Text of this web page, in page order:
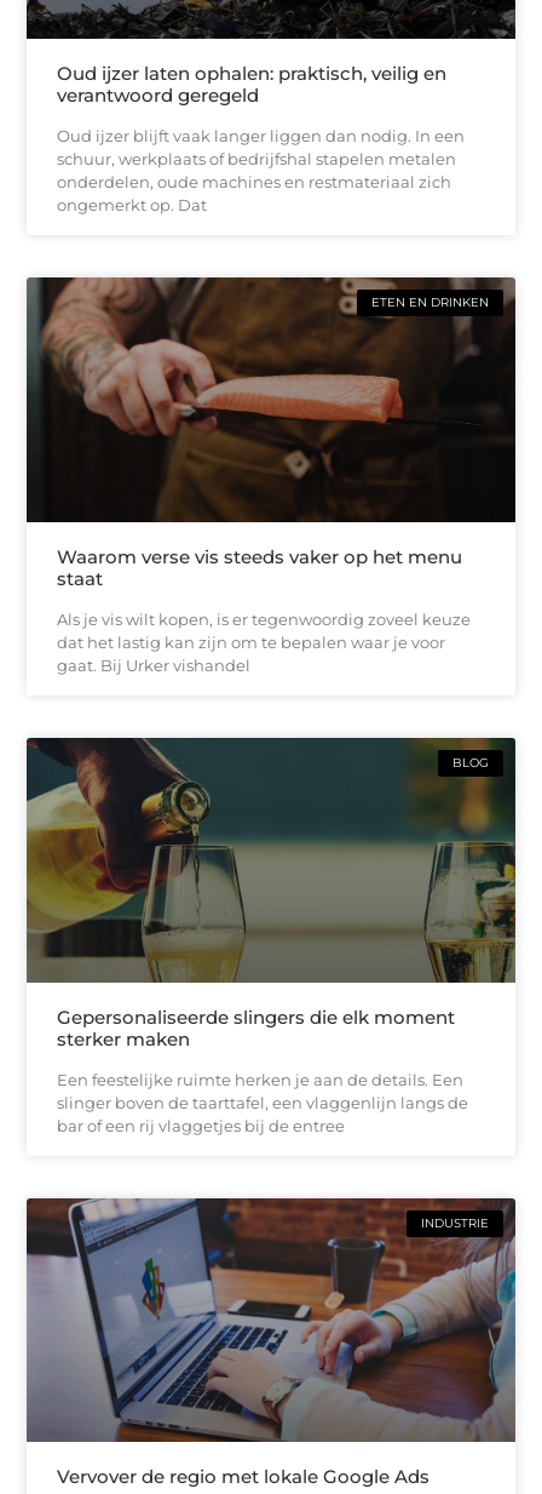
Oud ijzer laten ophalen: praktisch, veilig en
verantwoord geregeld
Oud ijzer blijft vaak langer liggen dan nodig. In een
schuur, werkplaats of bedrijfshal stapelen metalen
onderdelen, oude machines en restmateriaal zich
ongemerkt op. Dat
ETEN EN DRINKEN
Waarom verse vis steeds vaker op het menu
staat
Als je vis wilt kopen, is er tegenwoordig zoveel keuze
dat het lastig kan zijn om te bepalen waar je voor
gaat. Bij Urker vishandel
BLOG
Gepersonaliseerde slingers die elk moment
sterker maken
Een feestelijke ruimte herken je aan de details. Een
slinger boven de taarttafel, een vlaggenlijn langs de
bar of een rij vlaggetjes bij de entree
INDUSTRIE
Vervover de regio met lokale Google Ads